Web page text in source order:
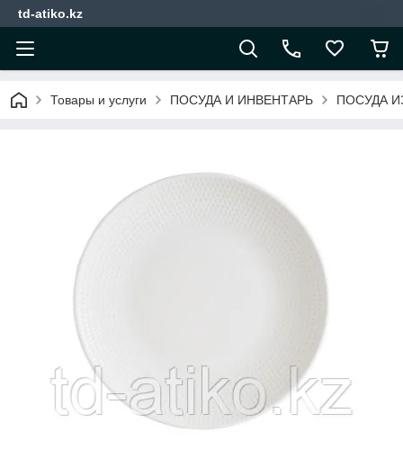
td-atiko.kz
Товары и услуги ПОСУДА И ИНВЕНТАРЬ ПОСУДА